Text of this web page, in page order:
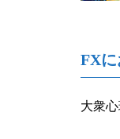
FX
大衆